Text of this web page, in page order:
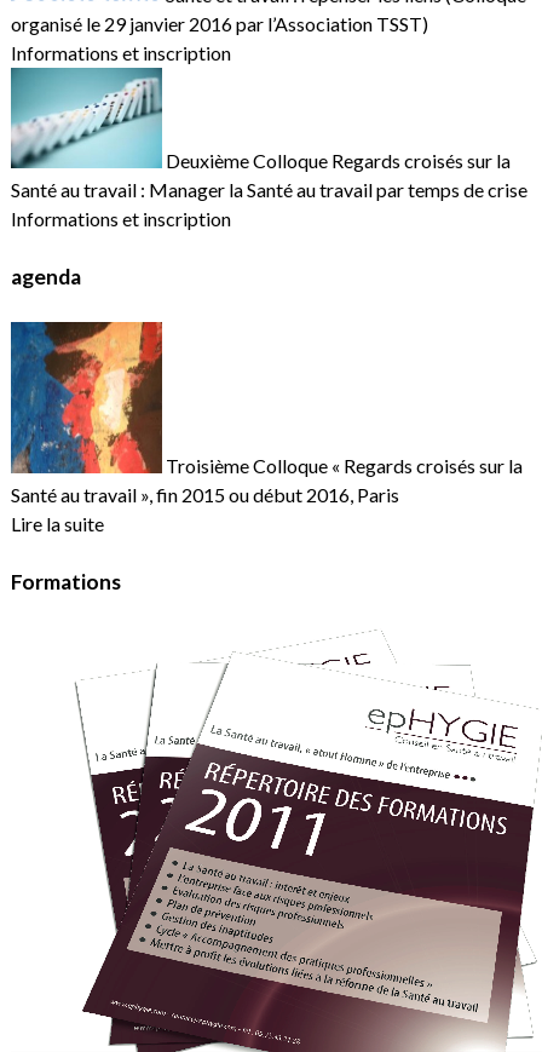
organisé le 29 janvier 2016 par l’Association TSST)
Informations et inscription
Deuxième Colloque Regards croisés sur la
Santé au travail : Manager la Santé au travail par temps de crise
Informations et inscription
agenda
Troisième Colloque « Regards croisés sur la
Santé au travail », fin 2015 ou début 2016, Paris
Lire la suite
Formations